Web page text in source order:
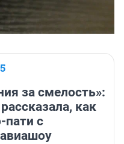
за смелость»:
как
пати с